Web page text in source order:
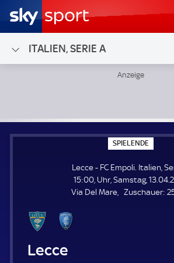
ITALIEN, SERIE A
SPIELENDE
P
E
L
E
N
Lecce - FC Empoli. Italien,
15:00, Uhr, Samstag,
Via Del Mare
Zuschauer: Z
Lecce